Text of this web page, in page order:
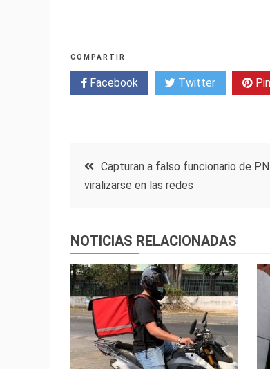
COMPARTIR
Facebook Twitter
Navegación
entradas
Capturan a falso funcionario de
viralizarse en las redes
NOTICIAS RELACIONADAS